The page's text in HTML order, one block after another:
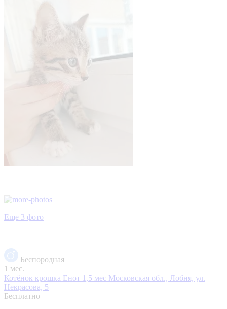
Еще 3 фото
Беспородная
1 мес.
Котёнок крошка Енот 1,5 мес Московская обл., Лобня, ул.
Некрасова, 5
Бесплатно